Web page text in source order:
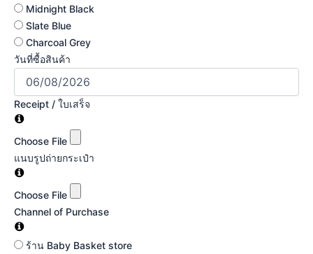
Midnight Black
Slate Blue
Charcoal Grey
วันที่ซื้อสินค้า
Receipt / ใบเสร็จ
Choose File
แนบรูปถ่ายกระเป๋า
Choose File
Channel of Purchase
ร้าน Baby Basket store